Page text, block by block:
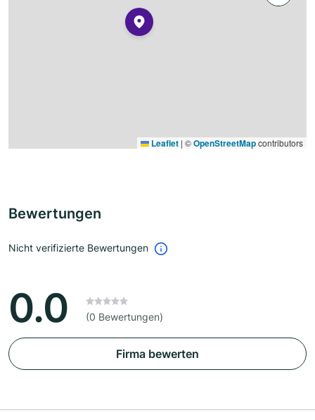
Leaflet | ©OpenStreetMapcontributors
Bewertungen
Nicht verifizierte Bewertungen
0.0 (0 Bewertungen)
Firma bewerten